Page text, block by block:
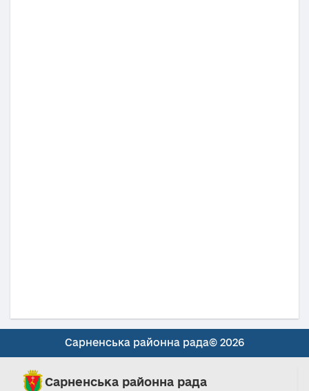
Сарненська районна рада© 2026
Сарненська районна рада